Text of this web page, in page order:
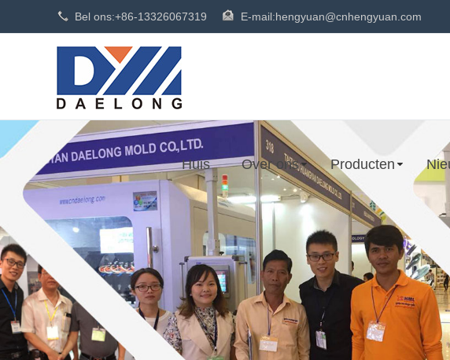
Bel ons:+86-13326067319 E-mail:hengyuan@cnhengyuan.com
Huis Over ons Producten